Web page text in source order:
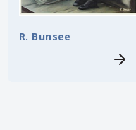
R. Bunsee